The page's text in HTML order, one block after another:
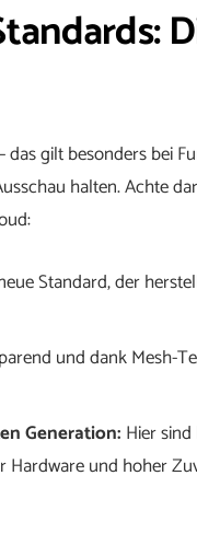
gilt besonders bei
halten. Achte
Standard, der
und dank Mesh-
Generation: Hier
Hardware und hoher